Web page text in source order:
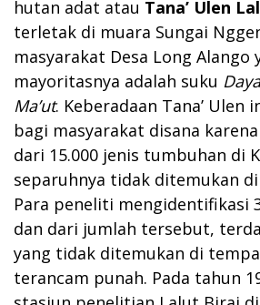
hutan adat atau Tana’ Ulen
terletak di muara Sungai
masyarakat Desa Long Alango
mayoritasnya adalah suku
Ma’ut. Keberadaan Tana’
bagi masyarakat disana
dari 15.000 jenis tumbuhan di
separuhnya tidak ditemukan
Para peneliti mengidentifikasi
dan dari jumlah tersebut,
yang tidak ditemukan di
terancam punah. Pada tahun